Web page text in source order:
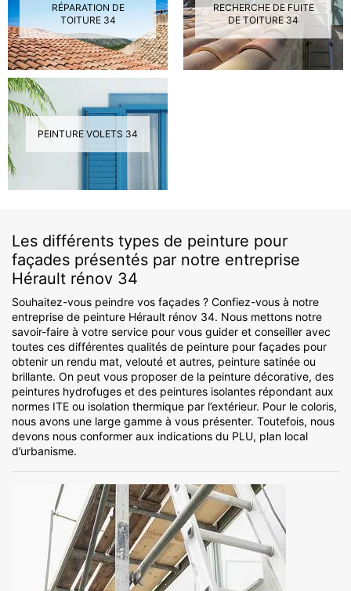
RÉPARATION DE
TOITURE 34
RECHERCHE DE FUITE
DE TOITURE 34
PEINTURE VOLETS 34
Les différents types de peinture pour
façades présentés par notre entreprise
Hérault rénov 34
Souhaitez-vous peindre vos façades ? Confiez-vous à notre
entreprise de peinture Hérault rénov 34. Nous mettons notre
savoir-faire à votre service pour vous guider et conseiller avec
toutes ces différentes qualités de peinture pour façades pour
obtenir un rendu mat, velouté et autres, peinture satinée ou
brillante. On peut vous proposer de la peinture décorative, des
peintures hydrofuges et des peintures isolantes répondant aux
normes ITE ou isolation thermique par l’extérieur. Pour le coloris,
nous avons une large gamme à vous présenter. Toutefois, nous
devons nous conformer aux indications du PLU, plan local
d’urbanisme.